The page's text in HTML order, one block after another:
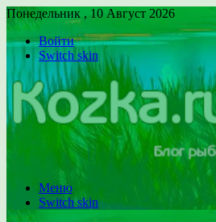
Понедельник , 10 Август 2026
Войти
Switch skin
Меню
Switch skin